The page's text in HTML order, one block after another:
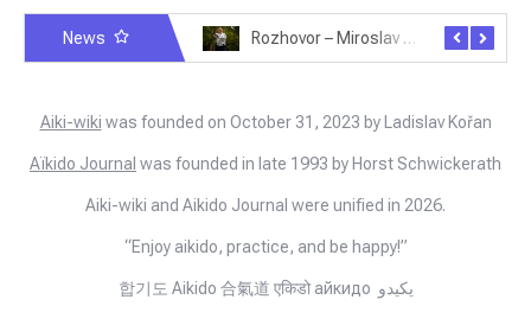
News Rozhovor – Miroslav Šmíd – 22.3.2025
Aiki-wiki was founded on October 31, 2023 by Ladislav Kořan
Aïkido Journal was founded in late 1993 by Horst Schwickerath
Aiki-wiki and Aikido Journal were unified in 2026.
“Enjoy aikido, practice, and be happy!”
합기도 Aikido 合氣道 एकिडो айкидо يكيدو